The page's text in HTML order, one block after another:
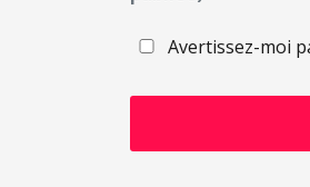
Avertissez-moi